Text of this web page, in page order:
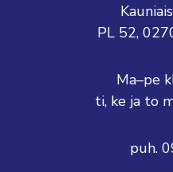
PL 52,
Ma–pe
ti, ke ja to
puh.